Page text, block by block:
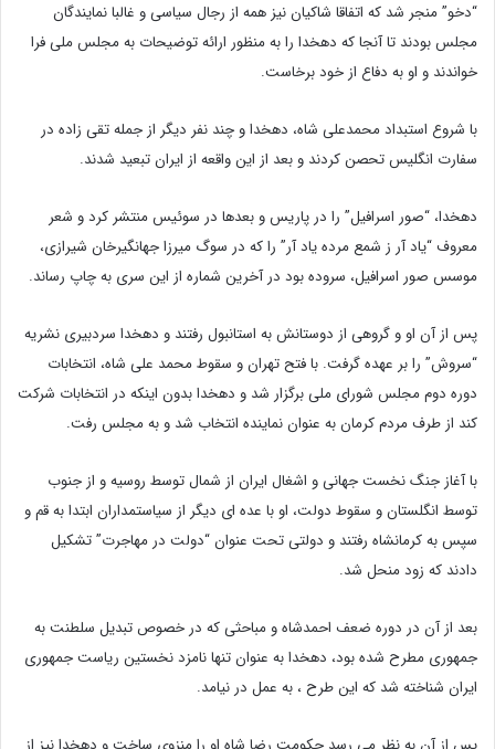
“دخو” منجر شد که اتفاقا شاکیان نیز همه از رجال سیاسی و غالبا نمایندگان
مجلس بودند تا آنجا که دهخدا را به منظور ارائه توضیحات به مجلس ملی فرا
خواندند و او به دفاع از خود برخاست.
با شروع استبداد محمدعلی شاه، دهخدا و چند نفر دیگر از جمله تقی زاده در
سفارت انگلیس تحصن کردند و بعد از این واقعه از ایران تبعید شدند.
دهخدا، “صور اسرافیل” را در پاریس و بعدها در سوئیس منتشر کرد و شعر
معروف “یاد آر ز شمع مرده یاد آر” را که در سوگ میرزا جهانگیرخان شیرازی،
موسس صور اسرافیل، سروده بود در آخرین شماره از این سری به چاپ رساند.
پس از آن او و گروهی از دوستانش به استانبول رفتند و دهخدا سردبیری نشریه
“سروش” را بر عهده گرفت. با فتح تهران و سقوط محمد علی شاه، انتخابات
دوره دوم مجلس شورای ملی برگزار شد و دهخدا بدون اینکه در انتخابات شرکت
کند از طرف مردم کرمان به عنوان نماینده انتخاب شد و به مجلس رفت.
با آغاز جنگ نخست جهانی و اشغال ایران از شمال توسط روسیه و از جنوب
توسط انگلستان و سقوط دولت، او با عده ای دیگر از سیاستمداران ابتدا به قم و
سپس به کرمانشاه رفتند و دولتی تحت عنوان “دولت در مهاجرت” تشکیل
دادند که زود منحل شد.
بعد از آن در دوره ضعف احمدشاه و مباحثی که در خصوص تبدیل سلطنت به
جمهوری مطرح شده بود، دهخدا به عنوان تنها نامزد نخستین ریاست جمهوری
ایران شناخته شد که این طرح ، به عمل در نیامد.